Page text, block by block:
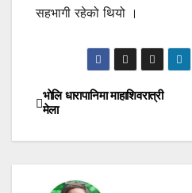
सहभागी रहेको थियो ।
Post
navigation
भाेलि धारापानिमा माहाशिवरात्री
मेला